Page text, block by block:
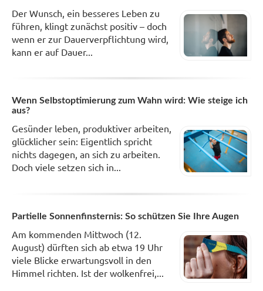
Der Wunsch, ein besseres Leben zu
führen, klingt zunächst positiv – doch
wenn er zur Dauerverpflichtung wird,
kann er auf Dauer...
Wenn Selbstoptimierung zum Wahn wird: Wie steige ich
aus?
Gesünder leben, produktiver arbeiten,
glücklicher sein: Eigentlich spricht
nichts dagegen, an sich zu arbeiten.
Doch viele setzen sich in...
Partielle Sonnenfinsternis: So schützen Sie Ihre Augen
Am kommenden Mittwoch (12.
August) dürften sich ab etwa 19 Uhr
viele Blicke erwartungsvoll in den
Himmel richten. Ist der wolkenfrei,...